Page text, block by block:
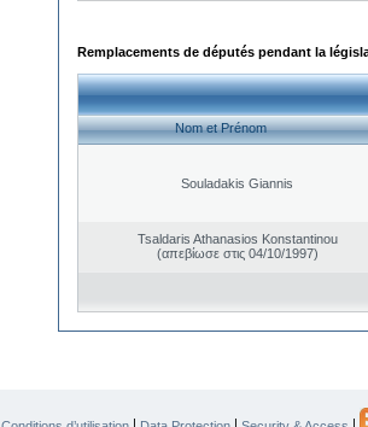
Remplacements de députés pendant la
Nom et Prénom
Souladakis Giannis
Tsaldaris Athanasios Konstantinou
(απεβίωσε στις 04/10/1997)
| | |